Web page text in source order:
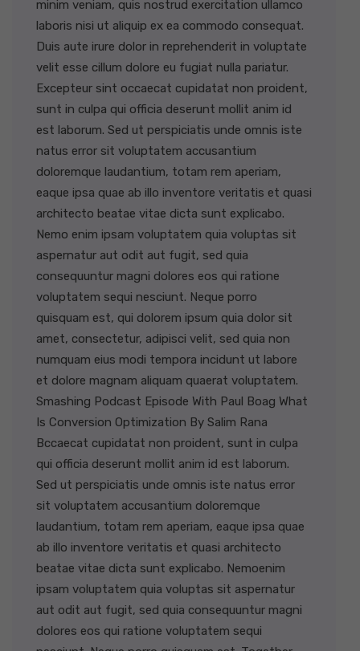
minim veniam, quis nostrud exercitation ullamco
laboris nisi ut aliquip ex ea commodo consequat.
Duis aute irure dolor in reprehenderit in voluptate
velit esse cillum dolore eu fugiat nulla pariatur.
Excepteur sint occaecat cupidatat non proident,
sunt in culpa qui officia deserunt mollit anim id
est laborum. Sed ut perspiciatis unde omnis iste
natus error sit voluptatem accusantium
doloremque laudantium, totam rem aperiam,
eaque ipsa quae ab illo inventore veritatis et quasi
architecto beatae vitae dicta sunt explicabo.
Nemo enim ipsam voluptatem quia voluptas sit
aspernatur aut odit aut fugit, sed quia
consequuntur magni dolores eos qui ratione
voluptatem sequi nesciunt. Neque porro
quisquam est, qui dolorem ipsum quia dolor sit
amet, consectetur, adipisci velit, sed quia non
numquam eius modi tempora incidunt ut labore
et dolore magnam aliquam quaerat voluptatem.
Smashing Podcast Episode With Paul Boag What
Is Conversion Optimization By Salim Rana
Bccaecat cupidatat non proident, sunt in culpa
qui officia deserunt mollit anim id est laborum.
Sed ut perspiciatis unde omnis iste natus error
sit voluptatem accusantium doloremque
laudantium, totam rem aperiam, eaque ipsa quae
ab illo inventore veritatis et quasi architecto
beatae vitae dicta sunt explicabo. Nemoenim
ipsam voluptatem quia voluptas sit aspernatur
aut odit aut fugit, sed quia consequuntur magni
dolores eos qui ratione voluptatem sequi